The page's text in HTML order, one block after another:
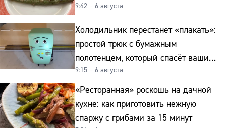
9:42 – 6 августа
Холодильник перестанет «плакать»:
простой трюк с бумажным
полотенцем, который спасёт ваши
овощи от гнили
9:15 – 6 августа
«Ресторанная» роскошь на дачной
кухне: как приготовить нежную
спаржу с грибами за 15 минут